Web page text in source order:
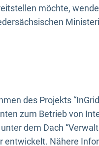
möchte,
des Projekts
zum Betrieb von
dem Dach
Nähere